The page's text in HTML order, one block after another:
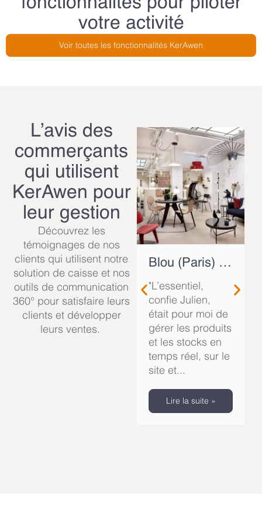
votre activité
Voir toutes les fonctionnalités KerAwen
L’avis des
commerçants
qui utilisent
KerAwen pour
leur gestion
Découvrez les
témoignages de nos
clients qui utilisent notre
solution de caisse et nos
outils de communication
360° pour satisfaire leurs
clients et développer
leurs ventes.
Blou (Paris) –
Concept store
mobilier,
décoration et
lifestyle
"L’essentiel,
confie Julien,
était pour moi de
gérer les produits
et les stocks en
temps réel, sur le
site et...
Lire la suite »